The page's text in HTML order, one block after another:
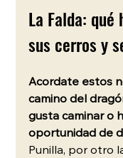
La Falda:
sus cerros y
Acordate estos
camino del
gusta caminar o
oportunidad de
Punilla, por otro